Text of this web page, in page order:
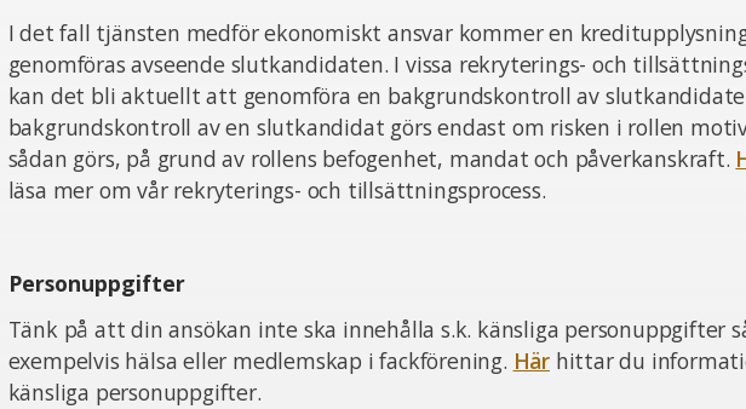
I det fall tjänsten medför ekonomiskt ansvar kommer en
genomföras avseende slutkandidaten. I vissa rekryterings- och
kan det bli aktuellt att genomföra en bakgrundskontroll av
bakgrundskontroll av en slutkandidat görs endast om risken i rollen
sådan görs, på grund av rollens befogenhet, mandat och påverkanskraft.
läsa mer om vår rekryterings- och tillsättningsprocess.
Personuppgifter
Tänk på att din ansökan inte ska innehålla s.k. känsliga personuppgifter
exempelvis hälsa eller medlemskap i fackförening. Härhittar du
känsliga personuppgifter.